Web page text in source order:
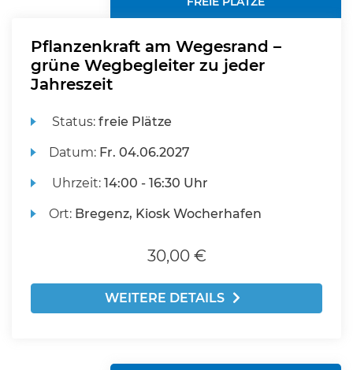
Pflanzenkraft am Wegesrand –
grüne Wegbegleiter zu jeder
Jahreszeit
Status:freie Plätze
Datum: Fr. 04.06.2027
Uhrzeit:14:00 - 16:30 Uhr
Ort: Bregenz, Kiosk Wocherhafen
30,00 €
WEITERE DETAILS